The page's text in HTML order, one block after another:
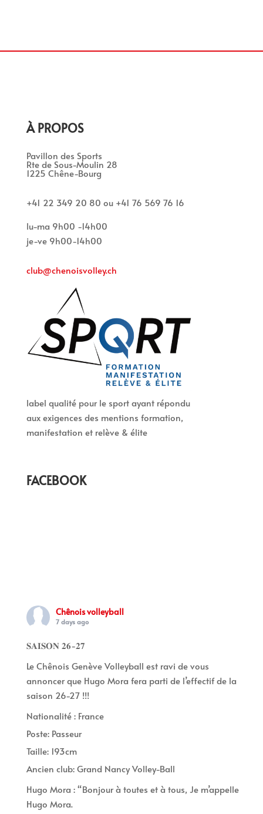
À PROPOS
Pavillon des Sports
Rte de Sous-Moulin 28
1225 Chêne-Bourg
+41 22 349 20 80 ou +41 76 569 76 16
lu-ma 9h00 -14h00
je-ve 9h00-14h00
club@chenoisvolley.ch
label qualité pour le sport ayant répondu
aux exigences des mentions formation,
manifestation et relève & élite
FACEBOOK
Chênois volleyball
7 days ago
𝐒𝐀𝐈𝐒𝐎𝐍 𝟐𝟔-𝟐𝟕
Le Chênois Genève Volleyball est ravi de vous
annoncer que Hugo Mora fera parti de l’effectif de la
saison 26-27 !!!
Nationalité : France
Poste: Passeur
Taille: 193cm
Ancien club: Grand Nancy Volley-Ball
Hugo Mora : “Bonjour à toutes et à tous, Je m’appelle
Hugo Mora.